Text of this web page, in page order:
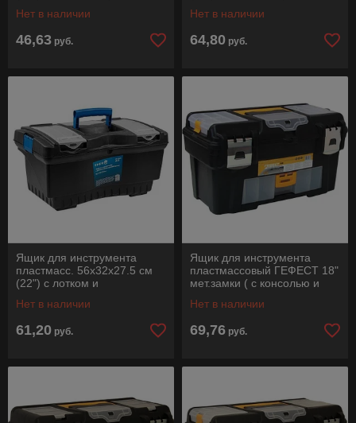
Нет в наличии
46,63 руб.
Нет в наличии
64,80 руб.
Ящик для инструмента
пластмасс. 56х32х27.5 см
(22") с лотком и
Нет в наличии
61,20 руб.
Ящик для инструмента
пластмассовый ГЕФЕСТ 18"
мет.замки ( с консолью и
Нет в наличии
69,76 руб.